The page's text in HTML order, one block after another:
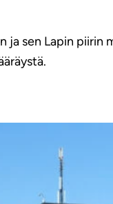
ja sen Lapin piirin